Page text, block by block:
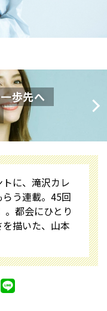
歩先へ
に、滝沢カレ
う連載。45回
。都会にひとり
描いた、山本